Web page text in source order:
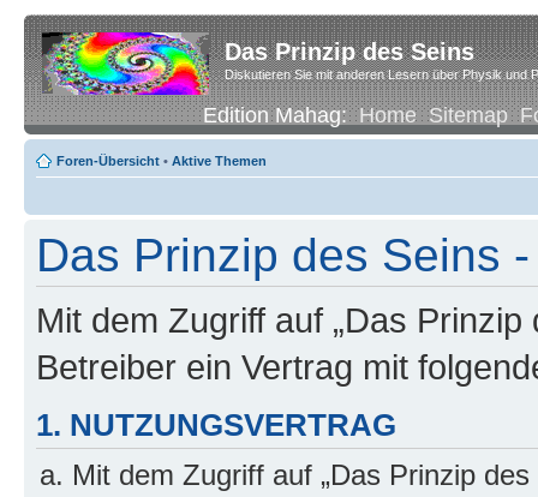
Das Prinzip des Seins
Diskutieren Sie mit anderen Lesern über Physik und
Edition Mahag:Home Sitemap
Foren-Übersicht • Aktive Themen
Das Prinzip des Seins
Mit dem Zugriff auf „Das
Betreiber ein Vertrag mit
1. NUTZUNGSVERTRAG
Mit dem Zugriff auf „Das Prinzip